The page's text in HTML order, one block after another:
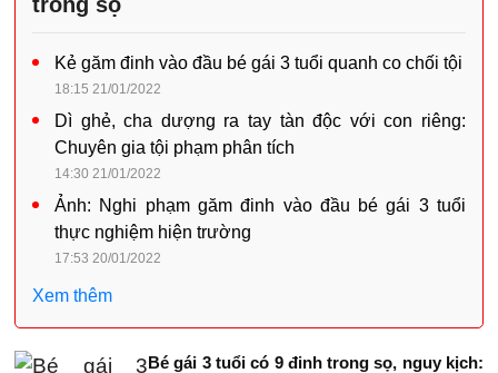
Kẻ găm đinh vào đầu bé gái 3 tuổi quanh co chối tội
18:15 21/01/2022
Dì ghẻ, cha dượng ra tay tàn độc với con riêng:
Chuyên gia tội phạm phân tích
14:30 21/01/2022
Ảnh: Nghi phạm găm đinh vào đầu bé gái 3 tuổi
thực nghiệm hiện trường
17:53 20/01/2022
Xem thêm
Bé gái 3 tuổi có 9 đinh trong sọ, nguy kịch: